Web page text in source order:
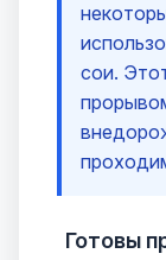
сои.
Готовы